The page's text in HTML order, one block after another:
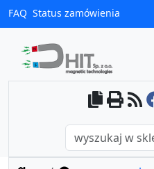
FAQ Status zamówienia